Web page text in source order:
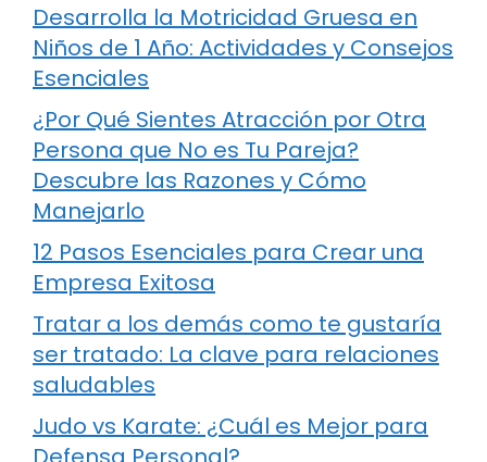
Desarrolla la Motricidad Gruesa en
Niños de 1 Año: Actividades y Consejos
Esenciales
¿Por Qué Sientes Atracción por Otra
Persona que No es Tu Pareja?
Descubre las Razones y Cómo
Manejarlo
12 Pasos Esenciales para Crear una
Empresa Exitosa
Tratar a los demás como te gustaría
ser tratado: La clave para relaciones
saludables
Judo vs Karate: ¿Cuál es Mejor para